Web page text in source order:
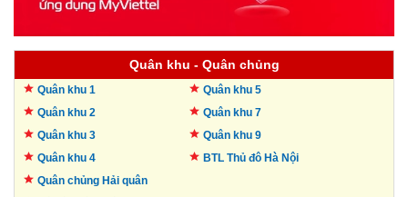
Quân khu - Quân chủng
Quân khu 1
Quân khu 2
Quân khu 3
Quân khu 4
Quân khu 5
Quân khu 7
Quân khu 9
BTL Thủ đô Hà Nội
Quân chủng Hải quân